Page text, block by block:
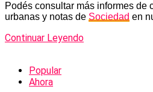
Podés consultar más informes de
urbanas y notas de Sociedad en
Continuar Leyendo
Popular
Ahora